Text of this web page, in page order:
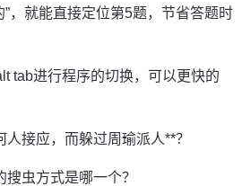
”，就能直接定位第5题，节省答题时
tab进行程序的切换，可以更快的
接应，而躲过周瑜派人**？
虫方式是哪一个？